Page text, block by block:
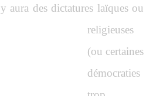
aura des dictatures laïques ou
religieuses
(ou certaines
démocraties